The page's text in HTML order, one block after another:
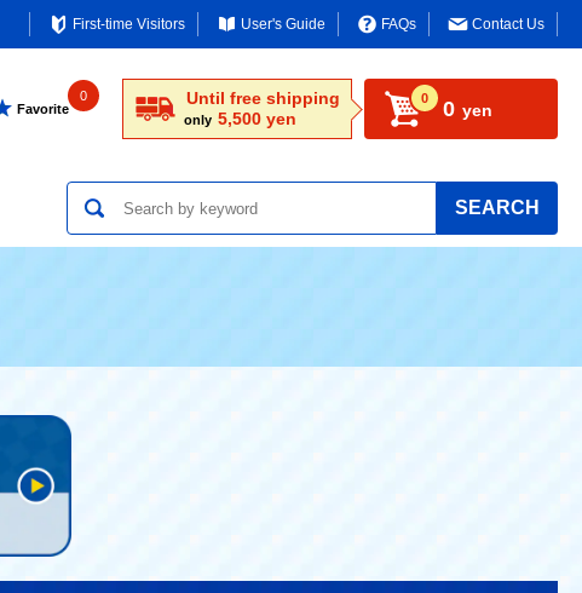
First-time Visitors User's Guide FAQs Contact Us
Favorite
0 Until free shipping
only 5,500 yen
0 0 yen
SEARCH